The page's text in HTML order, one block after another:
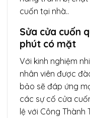
cuốn tại nhà..
Sửa cửa cuốn
phút có mặt
Với kinh nghiệm
nhân viên được
bảo sẽ đáp ứng
các sự cố cửa
lệ với Công Thành